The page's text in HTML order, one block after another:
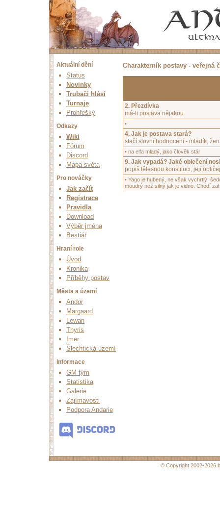
Aktuální dění
Status
Novinky
Trubači hlásí
Turnaje
Prohřešky
Odkazy
Wiki
Fórum
Discord
Mapa světa
Pro nováčky
Jak začít
Registrace
Pravidla
Download
Výběr jména
Bestiář
Hraní role
Úvod
Kronika
Příběhy postav
Města a území
Andor
Margaard
Lewan
Thyris
Imer
Šlechtická území
Informace
GM tým
Statistika
Galerie
Zajímavosti
Podpora Andarie
Charakterník postavy - veřejná
2. Přezdívka
má-li postava nějakou
•
4. Jak je postava stará?
stačí slovní hodnocení - mladík,
• na elfa mladý, jako člověk stár
9. Jak vypadá? Jaké oblečení
popiš tělesnou konstituci, její
• Yago je hubený, ne však vychrtlý,
moudrý než silný jak je vidno. Chodí
© Copyright 2002-2026